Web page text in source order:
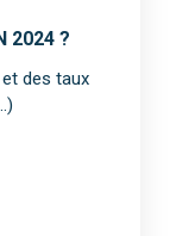
2024 ?
des taux